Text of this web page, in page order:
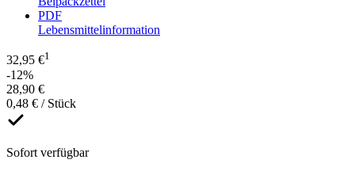
PDF
Lebensmittelinformation
32,95 €1
-12%
28,90 €
0,48 € / Stück
Sofort verfügbar